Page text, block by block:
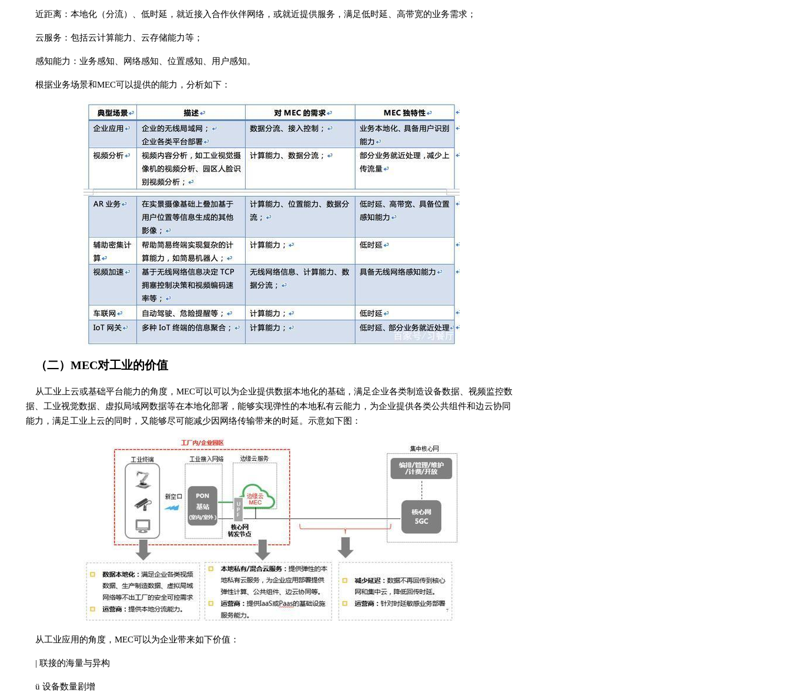
近距离：本地化（分流）、低时延，就近接入合作伙伴网络，或就近提供服务，满足低时延、高带宽的业务需求；
云服务：包括云计算能力、云存储能力等；
感知能力：业务感知、网络感知、位置感知、用户感知。
根据业务场景和MEC可以提供的能力，分析如下：
（二）MEC对工业的价值
从工业上云或基础平台能力的角度，MEC可以可以为企业提供数据本地化的基础，满足企业各类制造设备数据、视频监控数
据、工业视觉数据、虚拟局域网数据等在本地化部署，能够实现弹性的本地私有云能力，为企业提供各类公共组件和边云协同
能力，满足工业上云的同时，又能够尽可能减少因网络传输带来的时延。示意如下图：
从工业应用的角度，MEC可以为企业带来如下价值：
| 联接的海量与异构
ü 设备数量剧增